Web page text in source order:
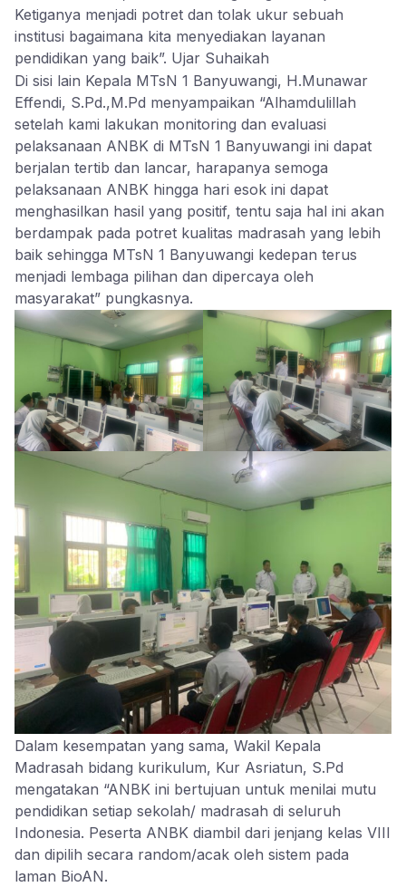
Ketiganya menjadi potret dan tolak ukur sebuah
institusi bagaimana kita menyediakan layanan
pendidikan yang baik”. Ujar Suhaikah
Di sisi lain Kepala MTsN 1 Banyuwangi, H.Munawar
Effendi, S.Pd.,M.Pd menyampaikan “Alhamdulillah
setelah kami lakukan monitoring dan evaluasi
pelaksanaan ANBK di MTsN 1 Banyuwangi ini dapat
berjalan tertib dan lancar, harapanya semoga
pelaksanaan ANBK hingga hari esok ini dapat
menghasilkan hasil yang positif, tentu saja hal ini akan
berdampak pada potret kualitas madrasah yang lebih
baik sehingga MTsN 1 Banyuwangi kedepan terus
menjadi lembaga pilihan dan dipercaya oleh
masyarakat” pungkasnya.
Dalam kesempatan yang sama, Wakil Kepala
Madrasah bidang kurikulum, Kur Asriatun, S.Pd
mengatakan “ANBK ini bertujuan untuk menilai mutu
pendidikan setiap sekolah/ madrasah di seluruh
Indonesia. Peserta ANBK diambil dari jenjang kelas VIII
dan dipilih secara random/acak oleh sistem pada
laman BioAN.